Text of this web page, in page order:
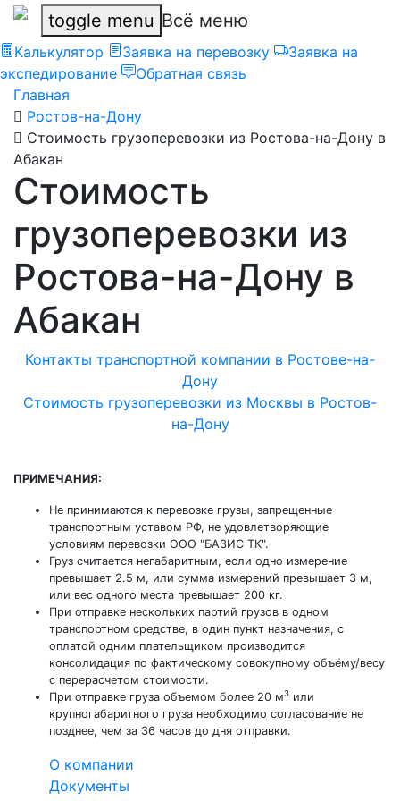
toggle menu Всё меню
Калькулятор Заявка на перевозку
Заявка на
экспедирование
Обратная связь
Главная
Ростов-на-Дону
Стоимость грузоперевозки из Ростова-на-Дону в
Абакан
Стоимость
грузоперевозки из
Ростова-на-Дону в
Абакан
Контакты транспортной компании в Ростове-на-
Дону
Стоимость грузоперевозки из Москвы в Ростов-
на-Дону
ПРИМЕЧАНИЯ:
Не принимаются к перевозке грузы, запрещенные
транспортным уставом РФ, не удовлетворяющие
условиям перевозки ООО "БАЗИС ТК".
Груз считается негабаритным, если одно измерение
превышает 2.5 м, или сумма измерений превышает 3 м,
или вес одного места превышает 200 кг.
При отправке нескольких партий грузов в одном
транспортном средстве, в один пункт назначения, с
оплатой одним плательщиком производится
консолидация по фактическому совокупному объёму/весу
с перерасчетом стоимости.
При отправке груза объемом более 20 м3 или
крупногабаритного груза необходимо согласование не
позднее, чем за 36 часов до дня отправки.
О компании
Документы